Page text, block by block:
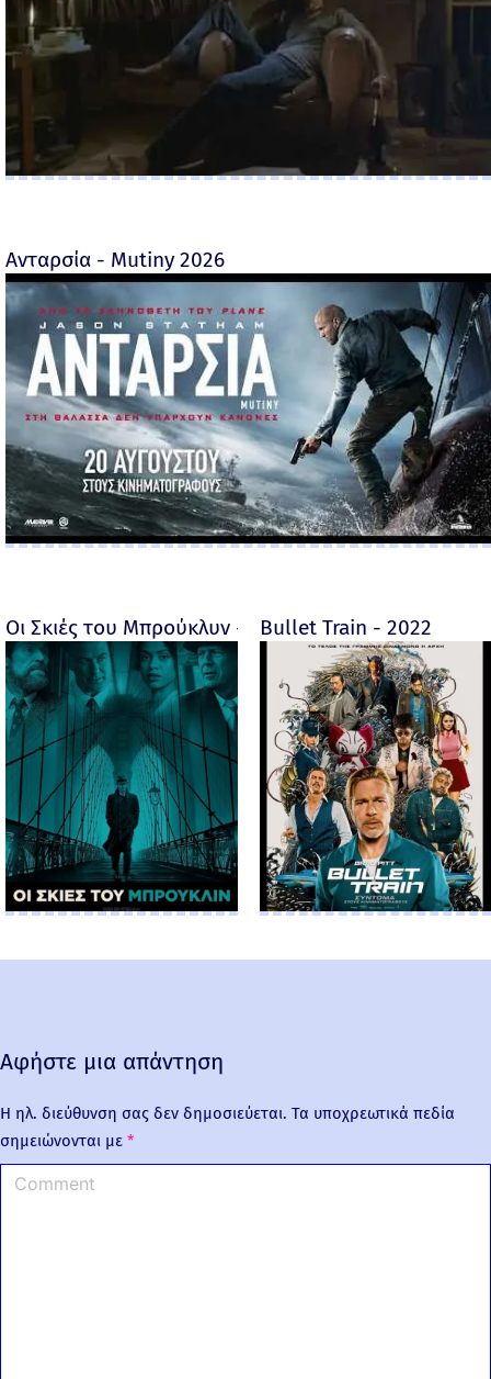
Ανταρσία - Mutiny 2026
Οι Σκιές του Μπρούκλυν - Motherless Brooklyn -
Bullet Train - 2022
Αφήστε μια απάντηση
Η ηλ. διεύθυνση σας δεν δημοσιεύεται. Τα υποχρεωτικά πεδία
σημειώνονται με *